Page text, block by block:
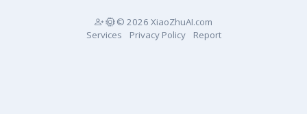
© 2026 XiaoZhuAI.com
Services
Privacy Policy Report